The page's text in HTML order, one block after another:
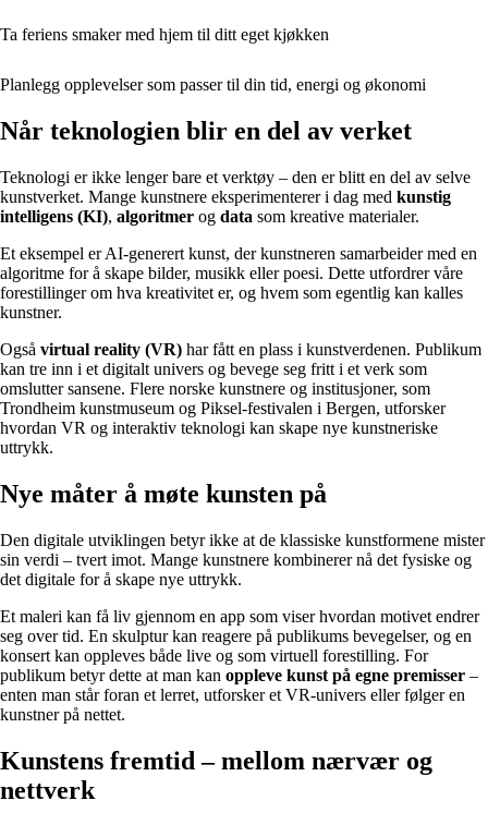
Ta feriens smaker med hjem til ditt eget kjøkken
Planlegg opplevelser som passer til din tid, energi og økonomi
Når teknologien blir en del av verket
Teknologi er ikke lenger bare et verktøy – den er blitt en del av selve
kunstverket. Mange kunstnere eksperimenterer i dag med kunstig
intelligens (KI), algoritmer og data som kreative materialer.
Et eksempel er AI-generert kunst, der kunstneren samarbeider med en
algoritme for å skape bilder, musikk eller poesi. Dette utfordrer våre
forestillinger om hva kreativitet er, og hvem som egentlig kan kalles
kunstner.
Også virtual reality (VR) har fått en plass i kunstverdenen. Publikum
kan tre inn i et digitalt univers og bevege seg fritt i et verk som
omslutter sansene. Flere norske kunstnere og institusjoner, som
Trondheim kunstmuseum og Piksel-festivalen i Bergen, utforsker
hvordan VR og interaktiv teknologi kan skape nye kunstneriske
uttrykk.
Nye måter å møte kunsten på
Den digitale utviklingen betyr ikke at de klassiske kunstformene mister
sin verdi – tvert imot. Mange kunstnere kombinerer nå det fysiske og
det digitale for å skape nye uttrykk.
Et maleri kan få liv gjennom en app som viser hvordan motivet endrer
seg over tid. En skulptur kan reagere på publikums bevegelser, og en
konsert kan oppleves både live og som virtuell forestilling. For
publikum betyr dette at man kan oppleve kunst på egne premisser –
enten man står foran et lerret, utforsker et VR-univers eller følger en
kunstner på nettet.
Kunstens fremtid – mellom nærvær og
nettverk